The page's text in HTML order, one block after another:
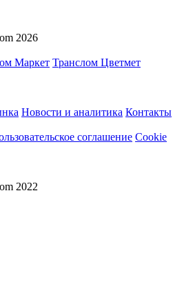
2026
Маркет Транслом Цветмет
Новости и аналитика Контакты
соглашение Cookie
2022